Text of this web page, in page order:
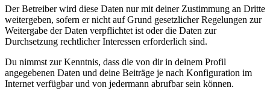
Der Betreiber wird diese Daten nur mit deiner Zustimmung an Dritte
weitergeben, sofern er nicht auf Grund gesetzlicher Regelungen zur
Weitergabe der Daten verpflichtet ist oder die Daten zur
Durchsetzung rechtlicher Interessen erforderlich sind.
Du nimmst zur Kenntnis, dass die von dir in deinem Profil
angegebenen Daten und deine Beiträge je nach Konfiguration im
Internet verfügbar und von jedermann abrufbar sein können.